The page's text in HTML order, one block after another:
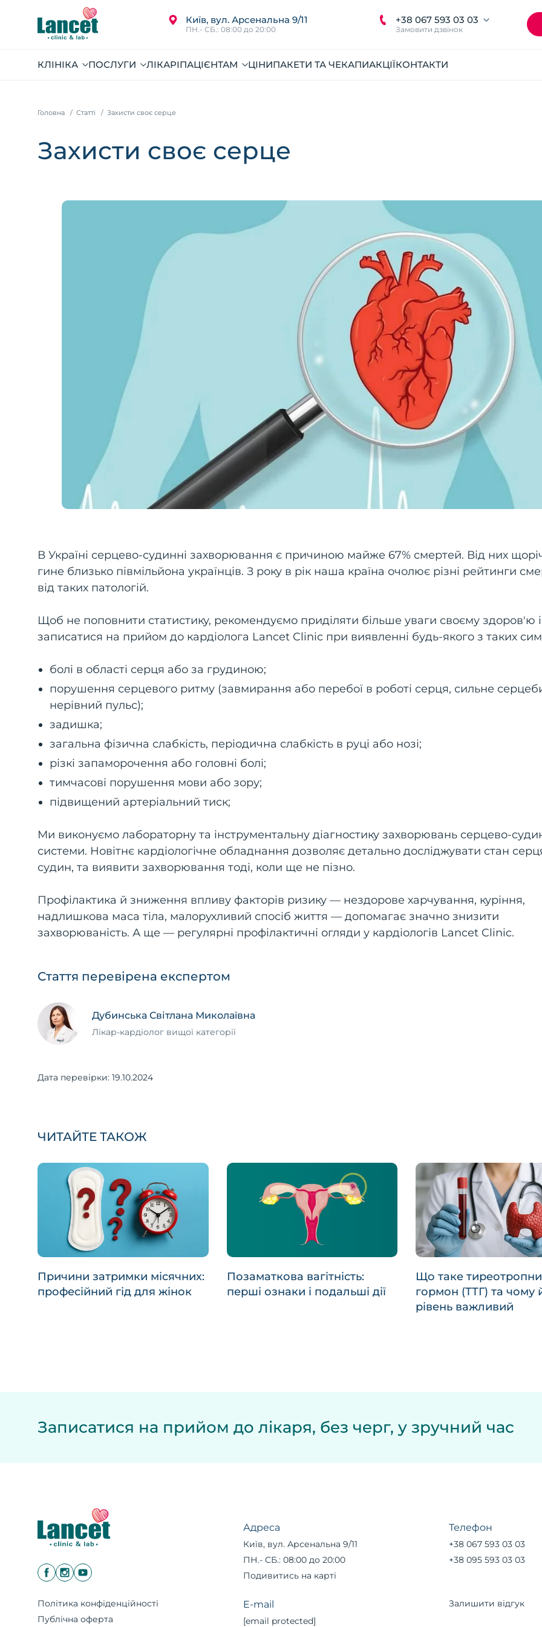
Київ, вул. Арсенальна 9/11
ПН.- СБ.: 08:00 до 20:00
+38 067 593 03 03
Замовити дзвінок
КЛІНІКА ПОСЛУГИ ЛІКАРІПАЦІЄНТАМ ЦІНИПАКЕТИ ТА ЧЕКАПИАКЦІЇКОНТАКТИ
Головна Статті Захисти своє серце
Захисти своє серце
В Україні серцево-судинні захворювання є причиною майже 67% смертей. Від них
гине близько півмільйона українців. З року в рік наша країна очолює різні рейтинги
від таких патологій.
Щоб не поповнити статистику, рекомендуємо приділяти більше уваги своєму здоров'ю і
записатися на прийом до кардіолога Lancet Clinic при виявленні будь-якого з таких
болі в області серця або за грудиною;
порушення серцевого ритму (завмирання або перебої в роботі серця, сильне
нерівний пульс);
задишка;
загальна фізична слабкість, періодична слабкість в руці або нозі;
різкі запаморочення або головні болі;
тимчасові порушення мови або зору;
підвищений артеріальний тиск;
Ми виконуємо лабораторну та інструментальну діагностику захворювань серцево-
системи. Новітнє кардіологічне обладнання дозволяє детально досліджувати стан
судин, та виявити захворювання тоді, коли ще не пізно.
Профілактика й зниження впливу факторів ризику — нездорове харчування, куріння,
надлишкова маса тіла, малорухливий спосіб життя — допомагає значно знизити
захворюваність. А ще — регулярні профілактичні огляди у кардіологів Lancet Clinic.
Стаття перевірена експертом
Дубинська Світлана Миколаївна
Лікар-кардіолог вищої категорії
Дата перевірки: 19.10.2024
ЧИТАЙТЕ ТАКОЖ
Причини затримки місячних:
професійний гід для жінок
Позаматкова вагітність:
перші ознаки і подальші дії
Що таке
гормон (ТТГ) та чому
рівень важливий
Записатися на прийом до лікаря, без черг, у зручний час
Адреса
Київ, вул. Арсенальна 9/11
ПН.- СБ.: 08:00 до 20:00
Подивитись на карті
Телефон
+38 067 593 03 03
+38 095 593 03 03
E-mail
[email protected]
Залишити відгук
Політика конфіденційності
Публічна оферта